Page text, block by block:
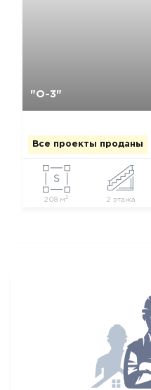
"О-3"
Все проекты проданы
208 м 2 2 этажа